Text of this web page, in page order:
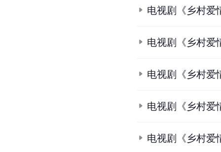
电视剧《乡村爱
电视剧《乡村爱
电视剧《乡村爱
电视剧《乡村爱
电视剧《乡村爱